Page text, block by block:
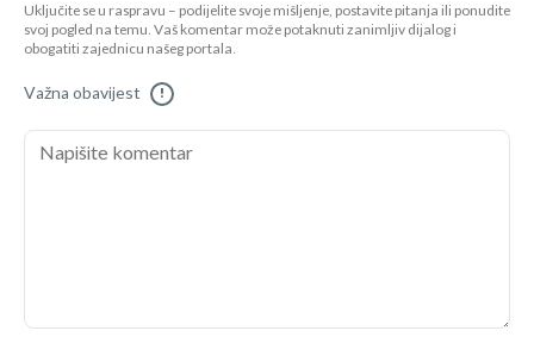
Uključite se u raspravu – podijelite svoje mišljenje, postavite pitanja ili ponudite
svoj pogled na temu. Vaš komentar može potaknuti zanimljiv dijalog i
obogatiti zajednicu našeg portala.
Važna obavijest !